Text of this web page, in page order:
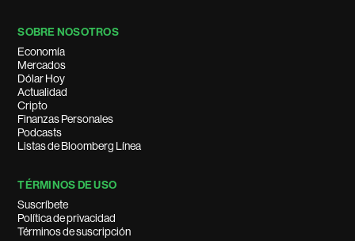
SOBRE NOSOTROS
Economía
Mercados
Dólar Hoy
Actualidad
Cripto
Finanzas Personales
Podcasts
Listas de Bloomberg Línea
TÉRMINOS DE USO
Suscríbete
Política de privacidad
Términos de suscripción